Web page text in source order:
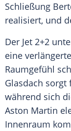
Schließung
realisiert, und
Der Jet 2+2
eine
Raumgefühl
Glasdach
während sich
Aston Martin
Innenraum